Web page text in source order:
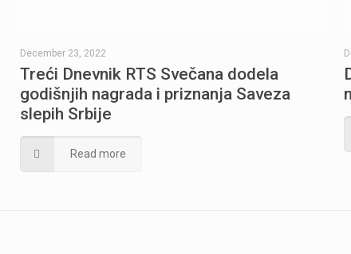
December 23, 2022
Treći Dnevnik RTS Svečana dodela
godišnjih nagrada i priznanja Saveza
slepih Srbije
Read more